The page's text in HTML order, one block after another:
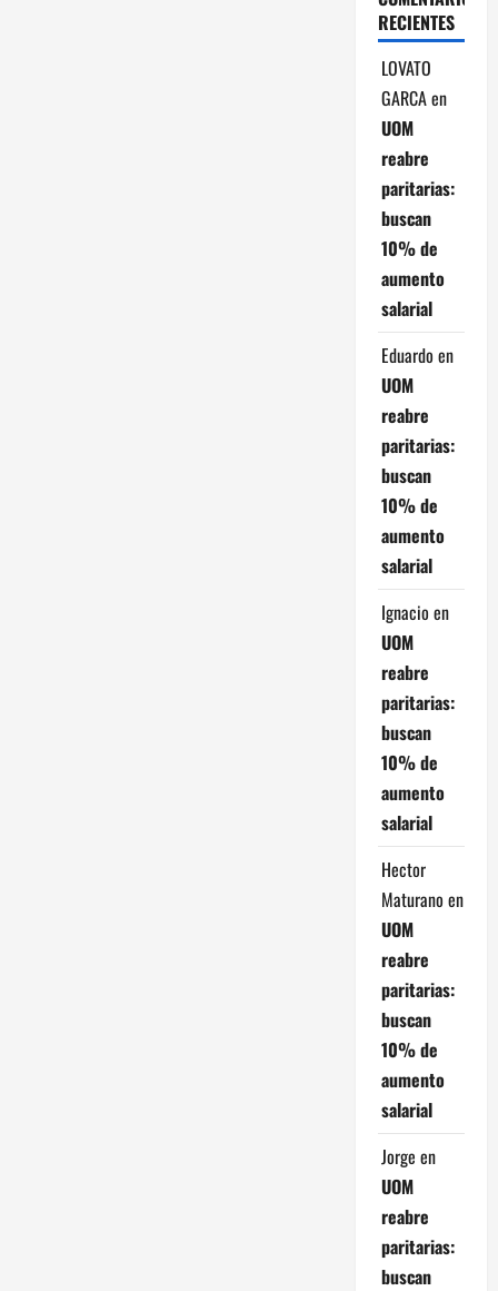
RECIENTES
LOVATO
GARCAen
UOM
reabre
paritarias:
buscan
10% de
aumento
salarial
Eduardo en
UOM
reabre
paritarias:
buscan
10% de
aumento
salarial
Ignacio en
UOM
reabre
paritarias:
buscan
10% de
aumento
salarial
Hector
Maturano en
UOM
reabre
paritarias:
buscan
10% de
aumento
salarial
Jorge en
UOM
reabre
paritarias:
buscan